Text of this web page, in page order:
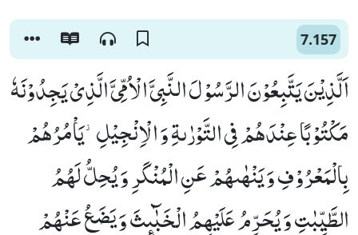
7.157
اَلَّذِیْنَ یَتَّبِعُوْنَ الرَّسُوْلَ النَّبِیَّ الْاُمِّیَّ الَّذِیْ یَجِدُوْنَهٗ
مَكْتُوْبًا عِنْدَهُمْ فِی التَّوْرٰىةِ وَ الْاِنْجِیْلِ٘-یَاْمُرُهُمْ
بِالْمَعْرُوْفِ وَ یَنْهٰىهُمْ عَنِ الْمُنْكَرِ وَ یُحِلُّ لَهُمُ
الطَّیِّبٰتِ وَ یُحَرِّمُ عَلَیْهِمُ الْخَبٰٓىٕثَ وَ یَضَعُ عَنْهُمْ